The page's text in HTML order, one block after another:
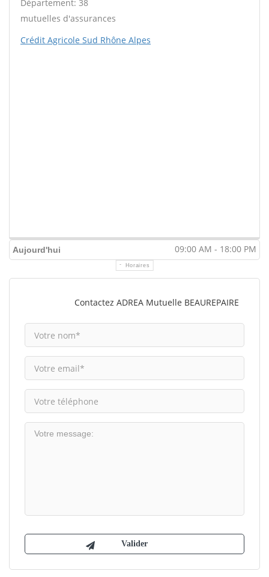
Département: 38
mutuelles d'assurances
Crédit Agricole Sud Rhône Alpes
Aujourd'hui 09:00 AM - 18:00 PM
Horaires
Contactez ADREA Mutuelle BEAUREPAIRE